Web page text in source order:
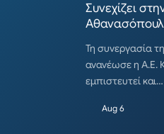
Συνεχίζει
Τη συνεργασία
ανανέωσε η Α.Ε.
εμπιστευτεί και…
Aug 6